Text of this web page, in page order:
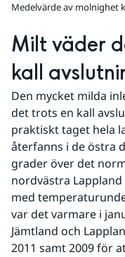
Medelvärde av molnighet
Milt väder
kall
Den mycket milda
det trots en kall
praktiskt taget hela
återfanns i de östra
grader över det
nordvästra
med
var det varmare i
Jämtland och
2011 samt 2009 för